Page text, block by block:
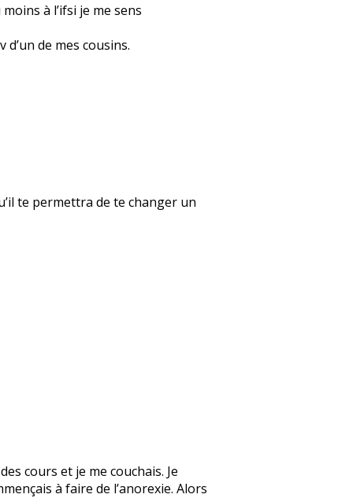
à l’ifsi je me sens
de mes cousins.
te permettra de te changer un
cours et je me couchais. Je
à faire de l’anorexie. Alors